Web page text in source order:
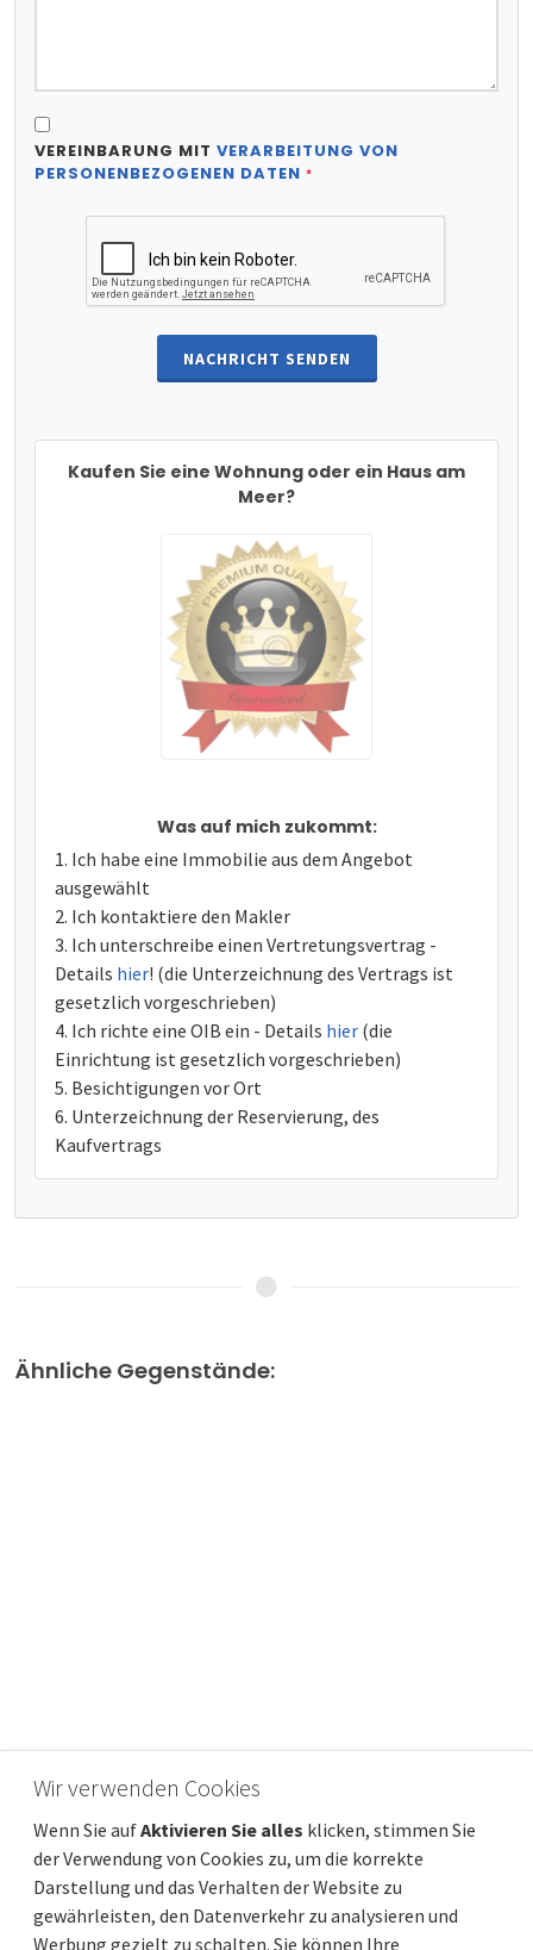
VEREINBARUNG MIT VERARBEITUNG VON
PERSONENBEZOGENEN DATEN *
NACHRICHT SENDEN
Kaufen Sie eine Wohnung oder ein Haus am
Meer?
Was auf mich zukommt:
Ich habe eine Immobilie aus dem Angebot
ausgewählt
Ich kontaktiere den Makler
Ich unterschreibe einen Vertretungsvertrag -
Details hier! (die Unterzeichnung des Vertrags ist
gesetzlich vorgeschrieben)
Ich richte eine OIB ein - Details hier (die
Einrichtung ist gesetzlich vorgeschrieben)
Besichtigungen vor Ort
Unterzeichnung der Reservierung, des
Kaufvertrags
Ähnliche Gegenstände:
Preis 340 000 € Entfernung vom meer
5 000 m
Gesamtfläche
150 m² Gemeindeteil
Poreč
Wir verwenden Cookies
Wenn Sie aufAktivieren Sie alles klicken, stimmen Sie
der Verwendung von Cookies zu, um die korrekte
Darstellung und das Verhalten der Website zu
gewährleisten, den Datenverkehr zu analysieren und
Werbung gezielt zu schalten. Sie können Ihre